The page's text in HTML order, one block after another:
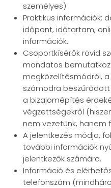
személyes)
Praktikus információk:
időpont, időtartam,
információk.
Csoportkísérők rövid
mondatos
megközelítésmódról,
számodra
a bizalomépítés
végzettségekről
nem vezetünk, hanem
A jelentkezés módja,
további információk
jelentkezők számára.
Információ és
telefonszám